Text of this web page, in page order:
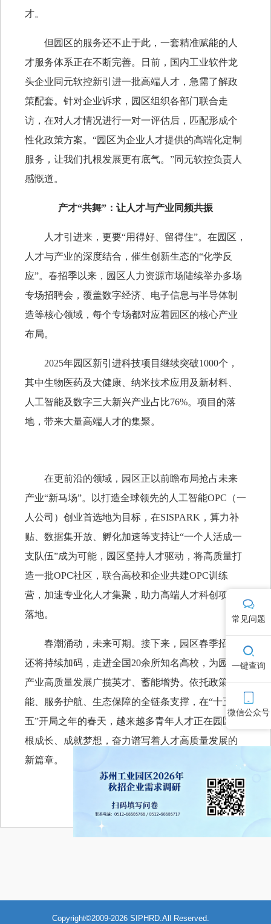
常见问题
一键查询
微信公众号
才。
但园区的服务还不止于此，一套精准赋能的人
才服务体系正在不断完善。日前，国内工业软件龙
头企业同元软控新引进一批高端人才，急需了解政
策配套。针对企业诉求，园区组织各部门联合走
访，在对人才情况进行一对一评估后，匹配形成个
性化政策方案。“园区为企业人才提供的高端化定制
服务，让我们扎根发展更有底气。”同元软控负责人
感慨道。
产才“共舞”：让人才与产业同频共振
人才引进来，更要“用得好、留得住”。在园区，
人才与产业的深度结合，催生创新生态的“化学反
应”。春招季以来，园区人力资源市场陆续举办多场
专场招聘会，覆盖数字经济、电子信息与半导体制
造等核心领域，每个专场都对应着园区的核心产业
布局。
2025年园区新引进科技项目继续突破1000个，
其中生物医药及大健康、纳米技术应用及新材料、
人工智能及数字三大新兴产业占比76%。项目的落
地，带来大量高端人才的集聚。
在更前沿的领域，园区正以前瞻布局抢占未来
产业“新马场”。以打造全球领先的人工智能OPC（一
人公司）创业首选地为目标，在SISPARK，算力补
贴、数据集开放、孵化加速等支持让“一个人活成一
支队伍”成为可能，园区坚持人才驱动，将高质量打
造一批OPC社区，联合高校和企业共建OPC训练
营，加速专业化人才集聚，助力高端人才科创项目
落地。
春潮涌动，未来可期。接下来，园区春季招聘
还将持续加码，走进全国20余所知名高校，为园区
产业高质量发展广揽英才、蓄能增势。依托政策赋
能、服务护航、生态保障的全链条支撑，在“十五
五”开局之年的春天，越来越多青年人才正在园区扎
根成长、成就梦想，奋力谱写着人才高质量发展的
新篇章。
来源：园区融媒体中心
Copyright©2009-2026 SIPHRD.All Reserved.